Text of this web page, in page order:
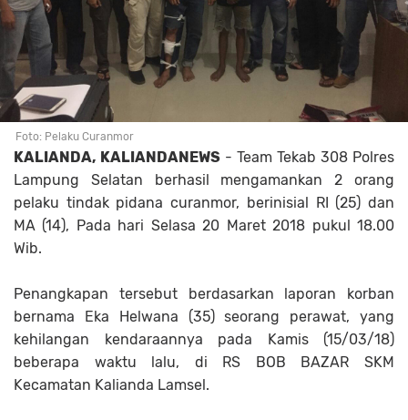
Foto: Pelaku Curanmor
KALIANDA, KALIANDANEWS - Team Tekab 308 Polres
Lampung Selatan berhasil mengamankan 2 orang
pelaku tindak pidana curanmor, berinisial RI (25) dan
MA (14), Pada hari Selasa 20 Maret 2018 pukul 18.00
Wib.
Penangkapan tersebut berdasarkan laporan korban
bernama Eka Helwana (35) seorang perawat, yang
kehilangan kendaraannya pada Kamis (15/03/18)
beberapa waktu lalu, di RS BOB BAZAR SKM
Kecamatan Kalianda Lamsel.